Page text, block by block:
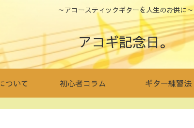
～アコースティックギターを人生のお供に～
アコギ記念日。
ついて 初心者コラム ギター練習法